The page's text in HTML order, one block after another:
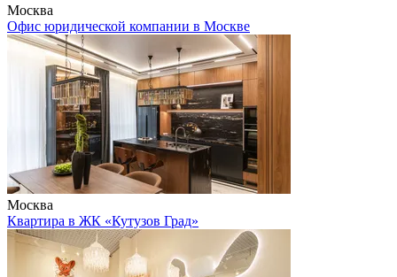
Москва
Офис юридической компании в Москве
Москва
Квартира в ЖК «Кутузов Град»